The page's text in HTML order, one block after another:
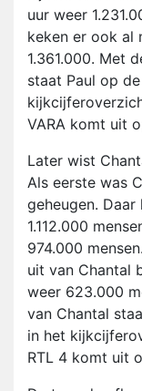
uur weer
keken er ook al
1.361.000. Met
staat Paul op
VARA komt uit
Later wist
Als eerste was
geheugen.
1.112.000
974.000
uit van Chantal
weer 623.000
van Chantal
in het
RTL 4 komt uit